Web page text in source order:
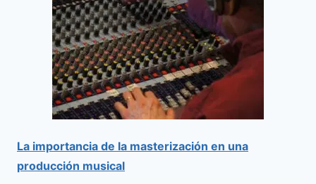
La importancia de la masterización en una
producción musical